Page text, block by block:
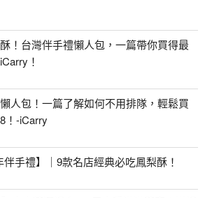
！台灣伴手禮懶人包，一篇帶你買得最
！
人包！一篇了解如何不用排隊，輕鬆買
！-iCarry
手禮】｜9款名店經典必吃鳳梨酥！